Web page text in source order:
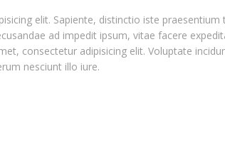
elit. Sapiente, distinctio iste
ad impedit ipsum, vitae facere
consectetur adipisicing elit. Voluptate
nesciunt illo iure.